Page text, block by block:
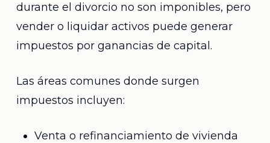
durante el divorcio no son imponibles, pero
vender o liquidar activos puede generar
impuestos por ganancias de capital.
Las áreas comunes donde surgen
impuestos incluyen:
Venta o refinanciamiento de vivienda